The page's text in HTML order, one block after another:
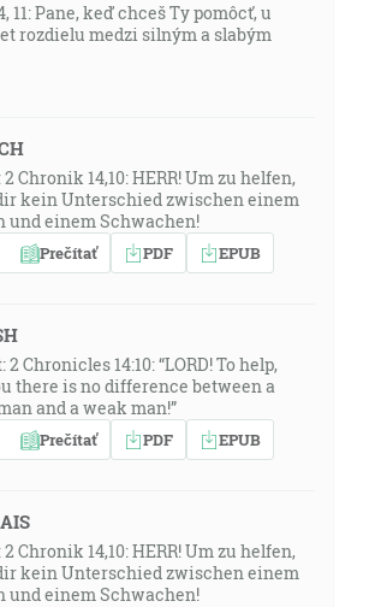
11: Pane, keď chceš Ty pomôcť, u
rozdielu medzi silným a slabým
Chronik 14,10: HERR! Um zu helfen,
kein Unterschied zwischen einem
und einem Schwachen!
Prečítať PDF EPUB
2 Chronicles 14:10: “LORD! To help,
there is no difference between a
and a weak man!”
Prečítať PDF EPUB
Chronik 14,10: HERR! Um zu helfen,
kein Unterschied zwischen einem
und einem Schwachen!